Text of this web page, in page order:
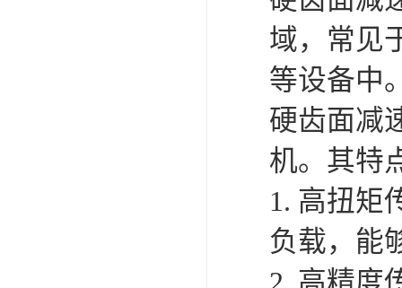
域，常见
等设备中
硬齿面减
机。其特
1. 高扭矩
负载，能